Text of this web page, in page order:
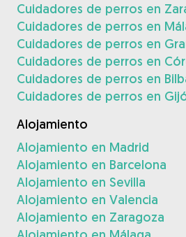
Cuidadores de perros en
Cuidadores de perros en
Cuidadores de perros en
Cuidadores de perros en
Cuidadores de perros en
Cuidadores de perros en
Alojamiento
Alojamiento en Madrid
Alojamiento en Barcelona
Alojamiento en Sevilla
Alojamiento en Valencia
Alojamiento en Zaragoza